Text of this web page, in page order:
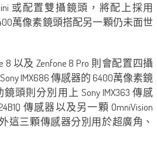
或配置雙攝鏡頭，將配上採用
萬像素鏡頭搭配另一顆仍未面世
8 以及 Zenfone 8 Pro 則會配置四攝
IMX686 傳感器的 6400萬像素鏡
頭則分別用上 Sony IMX363 傳感
傳感器以及另一顆 OmniVision
這三顆傳感器分別用於超廣角、